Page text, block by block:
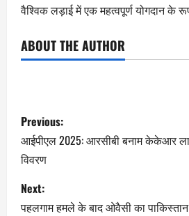
वैश्विक लड़ाई में एक महत्वपूर्ण योगदान के
ABOUT THE AUTHOR
Previous:
आईपीएल 2025: आरसीबी बनाम केकेआर
विवरण
Next:
पहलगाम हमले के बाद ओवैसी का पाकिस्तान